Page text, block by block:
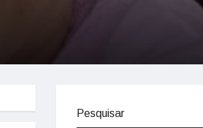
Pesquisar